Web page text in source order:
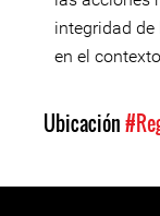
integridad de
en el
Ubicación